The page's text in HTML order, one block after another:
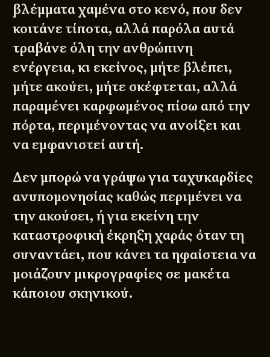
βλέμματα χαμένα στο κενό, που δεν
κοιτάνε τίποτα, αλλά παρόλα αυτά
τραβάνε όλη την ανθρώπινη
ενέργεια, κι εκείνος, μήτε βλέπει,
μήτε ακούει, μήτε σκέφτεται, αλλά
παραμένει καρφωμένος πίσω από την
πόρτα, περιμένοντας να ανοίξει και
να εμφανιστεί αυτή.
Δεν μπορώ να γράψω για ταχυκαρδίες
ανυπομονησίας καθώς περιμένει να
την ακούσει, ή για εκείνη την
καταστροφική έκρηξη χαράς όταν τη
συναντάει, που κάνει τα ηφαίστεια να
μοιάζουν μικρογραφίες σε μακέτα
κάποιου σκηνικού.